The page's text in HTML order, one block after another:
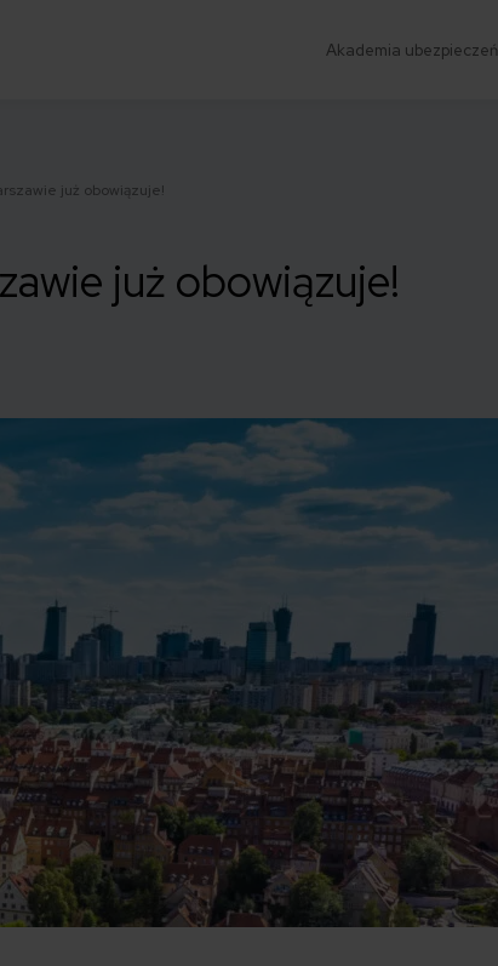
Akademia ubezpieczeń
już obowiązuje!
już obowiązuje!